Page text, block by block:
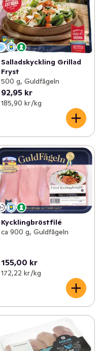
Salladskyckling Grillad
Fryst
500 g, Guldfågeln
92,95 kr
185,90 kr /kg
Kycklingbröstfilé
ca 900 g, Guldfågeln
155,00 kr
172,22 kr /kg